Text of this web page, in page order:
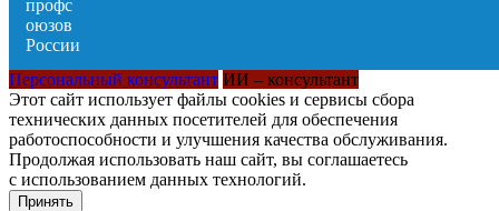
Персональный консультант ИИ – консультант
Этот сайт использует файлы cookies и сервисы сбора
технических данных посетителей для обеспечения
работоспособности и улучшения качества обслуживания.
Продолжая использовать наш сайт, вы соглашаетесь
с использованием данных технологий.
Принять